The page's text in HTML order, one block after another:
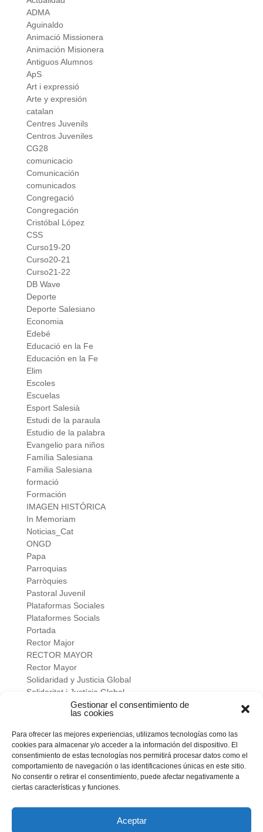
Gestionar el consentimiento de
las cookies
Para ofrecer las mejores experiencias, utilizamos tecnologías como las
cookies para almacenar y/o acceder a la información del dispositivo. El
consentimiento de estas tecnologías nos permitirá procesar datos como el
comportamiento de navegación o las identificaciones únicas en este sitio.
No consentir o retirar el consentimiento, puede afectar negativamente a
ciertas características y funciones.
Aceptar
ADMA
Aguinaldo
Animació Missionera
Animación Misionera
Antiguos Alumnos
ApS
Art i expressió
Arte y expresión
catalan
Centres Juvenils
Centros Juveniles
CG28
comunicacio
Comunicación
comunicados
Congregació
Congregación
Cristóbal López
CSS
Curso19-20
Curso20-21
Curso21-22
DB Wave
Deporte
Deporte Salesiano
Economia
Edebé
Educació en la Fe
Educación en la Fe
Elim
Escoles
Escuelas
Esport Salesià
Estudi de la paraula
Estudio de la palabra
Evangelio para niños
Família Salesiana
Familia Salesiana
formació
Formación
IMAGEN HISTÓRICA
In Memoriam
Noticias_Cat
ONGD
Papa
Parroquias
Parròquies
Pastoral Juvenil
Plataformas Sociales
Plataformes Socials
Portada
Rector Major
RECTOR MAYOR
Rector Mayor
Solidaridad y Justicia Global
Solidaritat i Justícia Global
verano salesiano
Vivir a fondo
Vocacional
Meta
Feed de entradas